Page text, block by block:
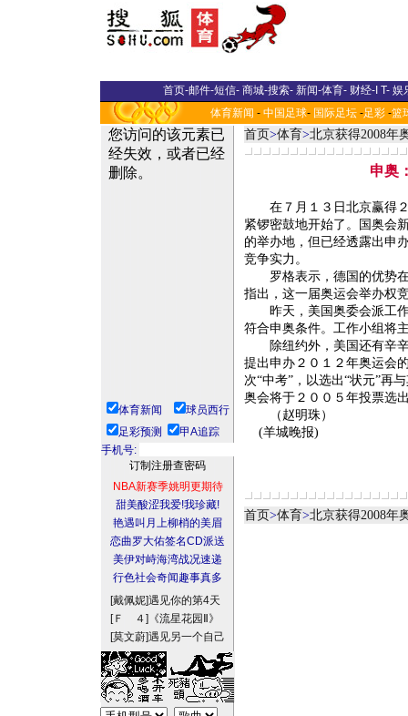
首页-邮件-短信- 商城-搜索- 新闻-体育- 财经-I T- 娱
体育新闻 - 中国足球- 国际足坛 -足彩 -篮
体育新闻
球员西行
足彩预测
甲A追踪
手机号:
NBA新赛季姚明更期待
甜美酸涩我爱!我珍藏!
艳遇叫月上柳梢的美眉
恋曲罗大佑签名CD派送
美伊对峙海湾战况速递
行色社会奇闻趣事真多
[戴佩妮]遇见你的第4天
[Ｆ ４] 《流星花园Ⅱ》
[莫文蔚]遇见另一个自己
首页>体育>北京获得2008年
申奥
在７月１３日北京赢得２
紧锣密鼓地开始了。国奥会
的举办地，但已经透露出申
竞争实力。
罗格表示，德国的优势在
指出，这一届奥运会举办权
昨天，美国奥委会派工作
符合申奥条件。工作小组将
除纽约外，美国还有辛辛
提出申办２０１２年奥运会
次“中考”，以选出“状元”再
奥会将于２００５年投票选
（赵明珠）
(羊城晚报)
首页>体育>北京获得2008年